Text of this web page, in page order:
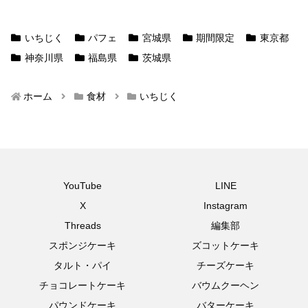
いちじく パフェ 宮城県 期間限定
東京都
神奈川県
福島県 茨城県
ホーム 食材 いちじく
YouTube
LINE
X
Instagram
Threads
編集部
スポンジケーキ
ズコットケーキ
タルト・パイ
チーズケーキ
チョコレートケーキ
バウムクーヘン
パウンドケーキ
バターケーキ